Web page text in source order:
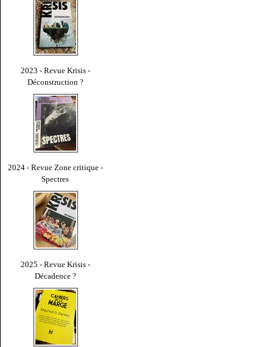
2023 - Revue Krisis -
Déconstruction ?
2024 - Revue Zone critique -
Spectres
2025 - Revue Krisis -
Décadence ?